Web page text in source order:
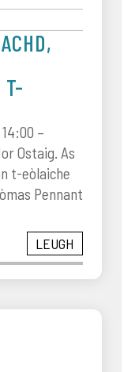
T-
–
Ostaig. As
t-eòlaiche
Pennant
LEUGH